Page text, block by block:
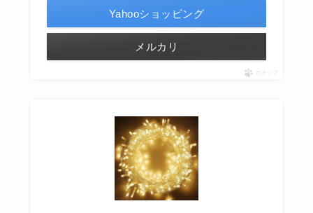
Yahooショッピング
メルカリ
ポチップ